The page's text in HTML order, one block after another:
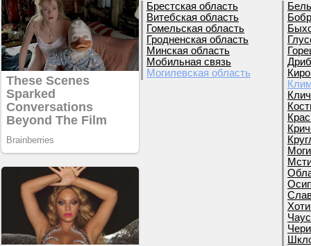
Брестская область
Витебская область
Гомельская область
Гродненская область
Минская область
Мобильная связь
Могилевская область